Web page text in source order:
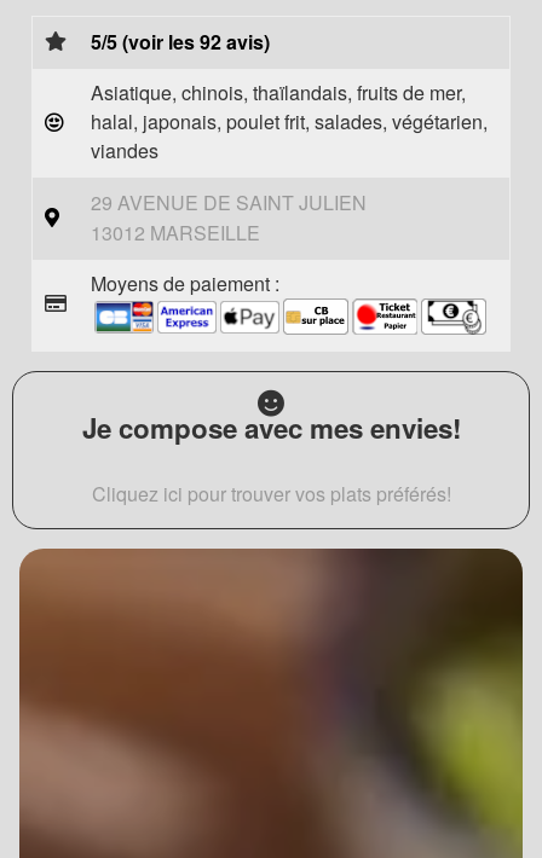
5/5 (voir les 92 avis)
Asiatique, chinois, thaïlandais, fruits de mer,
halal, japonais, poulet frit, salades, végétarien,
viandes
29 AVENUE DE SAINT JULIEN
13012 MARSEILLE
Moyens de paiement :
Je compose avec mes envies!
Cliquez ici pour trouver vos plats préférés!